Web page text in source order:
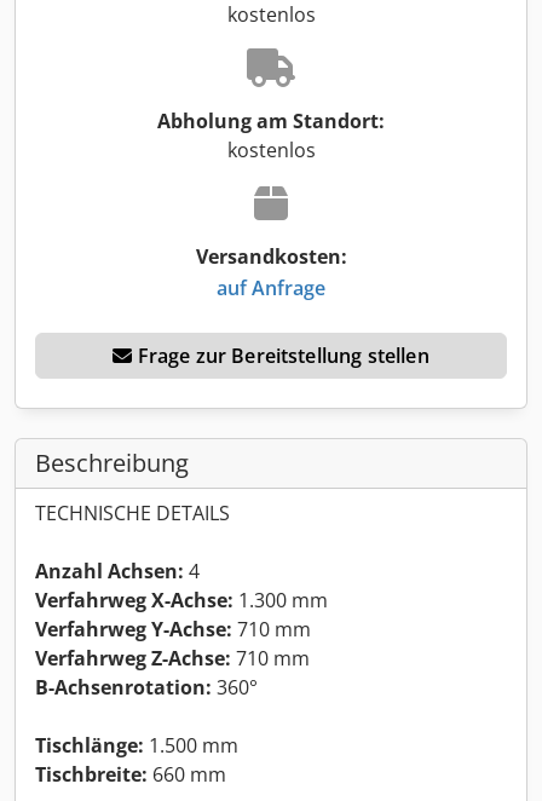
kostenlos
Abholung am Standort:
kostenlos
Versandkosten:
auf Anfrage
Frage zur Bereitstellung stellen
Beschreibung
TECHNISCHE DETAILS
Anzahl Achsen: 4
Verfahrweg X-Achse: 1.300 mm
Verfahrweg Y-Achse: 710 mm
Verfahrweg Z-Achse: 710 mm
B-Achsenrotation: 360°
Tischlänge: 1.500 mm
Tischbreite: 660 mm